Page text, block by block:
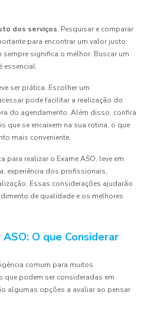
dos serviços. Pesquisar e comparar
para encontrar um valor justo.
sempre significa o melhor. Buscar um
essencial.
ser prática. Escolher um
pode facilitar a realização do
do agendamento. Além disso, confira
que se encaixem na sua rotina, o que
mais conveniente.
para realizar o Exame ASO, leve em
experiência dos profissionais,
Essas considerações ajudarão
de qualidade e os melhores
O que Considerar
comum para muitos
que podem ser consideradas em
algumas opções a avaliar ao pensar